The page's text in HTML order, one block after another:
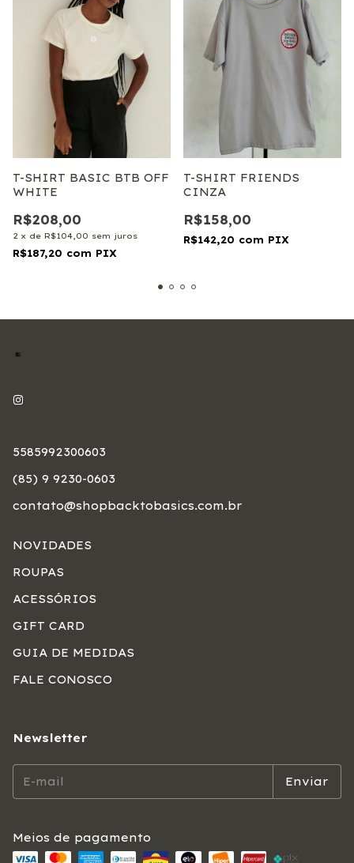
T-SHIRT BASIC BTB OFF
WHITE
R$208,00
2 x de R$104,00 sem juros
R$187,20 com PIX
T-SHIRT FRIENDS
CINZA
R$158,00
R$142,20 com PIX
5585992300603
(85) 9 9230-0603
contato@shopbacktobasics.com.br
NOVIDADES
ROUPAS
ACESSÓRIOS
GIFT CARD
GUIA DE MEDIDAS
FALE CONOSCO
Newsletter
Meios de pagamento